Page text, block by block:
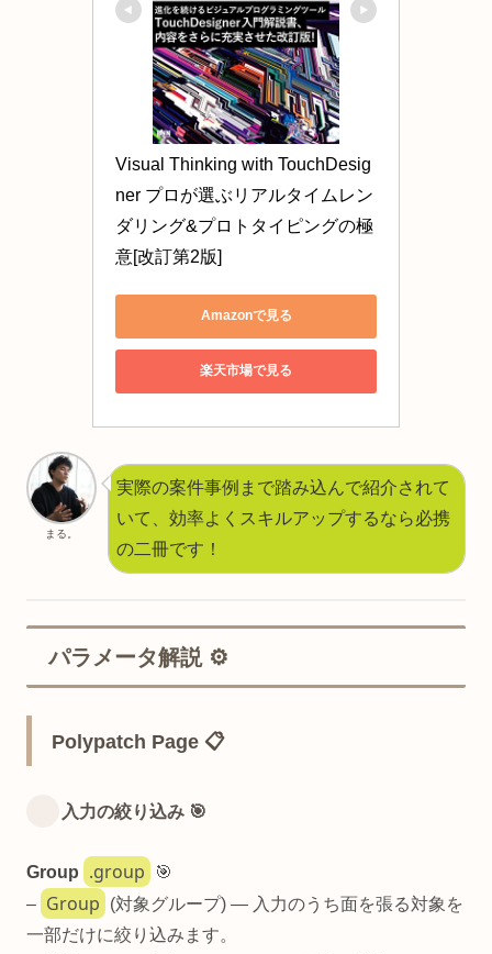
Visual Thinking with TouchDesig
ner プロが選ぶリアルタイムレン
ダリング&プロトタイピングの極
意[改訂第2版]
Amazonで見る
楽天市場で見る
まる。
実際の案件事例まで踏み込んで紹介されて
いて、効率よくスキルアップするなら必携
の二冊です！
パラメータ解説 ⚙️
Polypatch Page 📋
入力の絞り込み 🎯
Group .group
🎯
– Group
(対象グループ) — 入力のうち面を張る対象を
一部だけに絞り込みます。